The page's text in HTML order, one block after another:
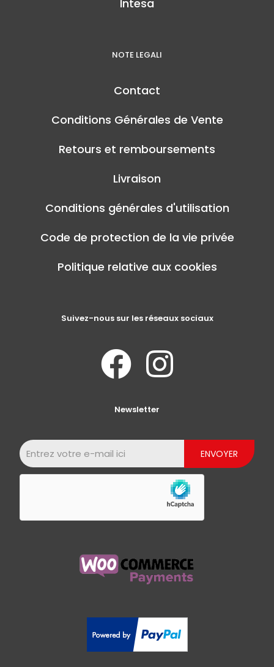
Intesa
NOTE LEGALI
Contact
Conditions Générales de Vente
Retours et remboursements
Livraison
Conditions générales d'utilisation
Code de protection de la vie privée
Politique relative aux cookies
Suivez-nous sur les réseaux sociaux
Newsletter